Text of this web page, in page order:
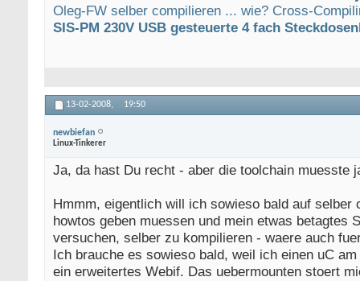
Oleg-FW selber compilieren ... wie? Cross-
SIS-PM 230V USB gesteuerte 4 fach
13-02-2008, 19:50
newbiefan
Linux-Tinkerer
Ja, da hast Du recht - aber die toolchain muesste
Hmmm, eigentlich will ich sowieso bald auf
howtos geben muessen und mein etwas betagtes
versuchen, selber zu kompilieren - waere auch
Ich brauche es sowieso bald, weil ich einen uC
ein erweitertes Webif. Das uebermounten stoert